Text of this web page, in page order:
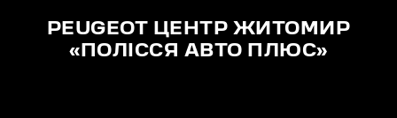
PEUGEOT ЦЕНТР ЖИТОМИР
«ПОЛІССЯ АВТО ПЛЮС»